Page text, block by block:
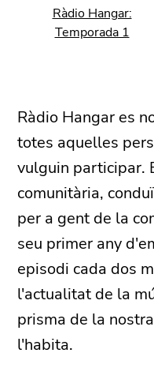
Ràdio Hangar:
Temporada 1
Ràdio Hangar es
totes aquelles
vulguin participar.
comunitària,
per a gent de la
seu primer any
episodi cada dos
l'actualitat de la
prisma de la
l'habita.